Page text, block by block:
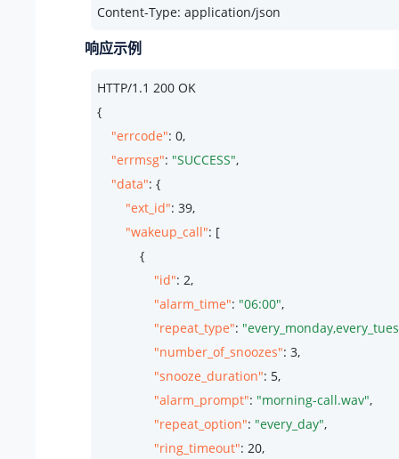
Content-Type: application/json
响应示例
HTTP/1.1 200 OK
{
"errcode": 0,
"errmsg": "SUCCESS",
"data": {
"ext_id": 39,
"wakeup_call": [
            {
"id": 2,
"alarm_time": "06:00",
"repeat_type":
"number_of_snoozes": 3,
"snooze_duration": 5,
"alarm_prompt": "morning-call.wav",
"repeat_option": "every_day",
"ring_timeout": 20,